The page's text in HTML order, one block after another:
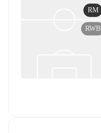
RWB
RM